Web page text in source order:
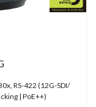
RS-422 (12G-SDI/
| PoE++)